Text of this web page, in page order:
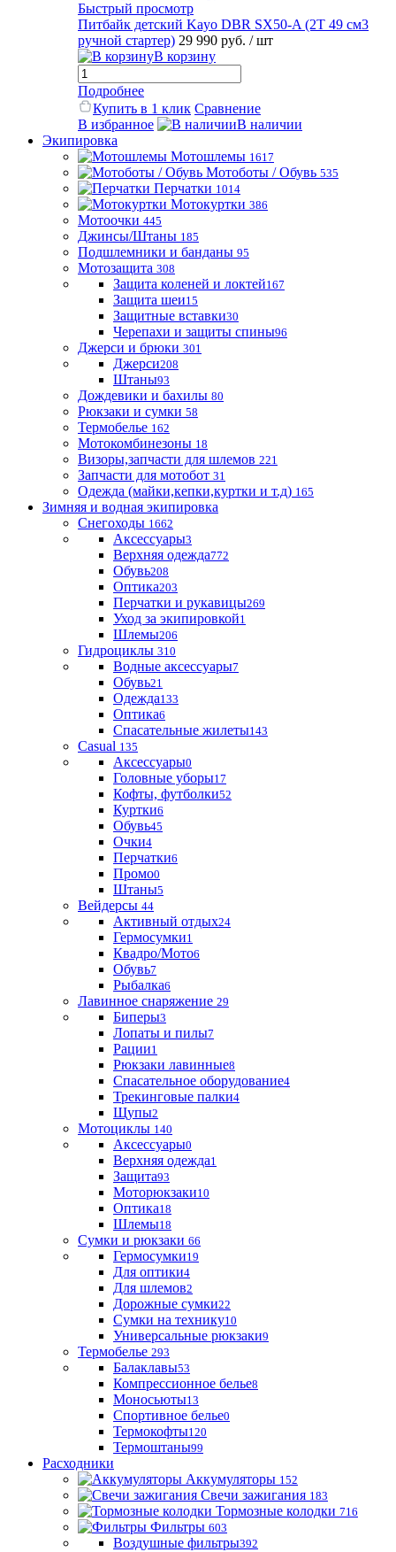
Быстрый просмотр
Питбайк детский Kayo DBR SX50-A (2T 49 см3
ручной стартер) 29 990 руб. / шт
В корзину
Подробнее
Купить в 1 клик Сравнение
В избранное
В наличии
Экипировка
Мотошлемы 1617
Мотоботы / Обувь 535
Перчатки 1014
Мотокуртки 386
Мотоочки 445
Джинсы/Штаны 185
Подшлемники и банданы 95
Мотозащита 308
Защита коленей и локтей167
Защита шеи15
Защитные вставки30
Черепахи и защиты спины96
Джерси и брюки 301
Джерси208
Штаны93
Дождевики и бахилы 80
Рюкзаки и сумки 58
Термобелье 162
Мотокомбинезоны 18
Визоры,запчасти для шлемов 221
Запчасти для мотобот 31
Одежда (майки,кепки,куртки и т.д) 165
Зимняя и водная экипировка
Снегоходы 1662
Аксессуары3
Верхняя одежда772
Обувь208
Оптика203
Перчатки и рукавицы269
Уход за экипировкой1
Шлемы206
Гидроциклы 310
Водные аксессуары7
Обувь21
Одежда133
Оптика6
Спасательные жилеты143
Casual 135
Аксессуары0
Головные уборы17
Кофты, футболки52
Куртки6
Обувь45
Очки4
Перчатки6
Промо0
Штаны5
Вейдерсы 44
Активный отдых24
Гермосумки1
Квадро/Мото6
Обувь7
Рыбалка6
Лавинное снаряжение 29
Биперы3
Лопаты и пилы7
Рации1
Рюкзаки лавинные8
Спасательное оборудование4
Трекинговые палки4
Щупы2
Мотоциклы 140
Аксессуары0
Верхняя одежда1
Защита93
Моторюкзаки10
Оптика18
Шлемы18
Сумки и рюкзаки 66
Гермосумки19
Для оптики4
Для шлемов2
Дорожные сумки22
Сумки на технику10
Универсальные рюкзаки9
Термобелье 293
Балаклавы53
Компрессионное белье8
Моносьюты13
Спортивное белье0
Термокофты120
Термоштаны99
Расходники
Аккумуляторы 152
Свечи зажигания 183
Тормозные колодки 716
Фильтры 603
Воздушные фильтры392